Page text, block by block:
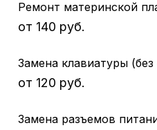
Ремонт материнской
от 140 руб.
Замена клавиатуры
от 120 руб.
Замена разъемов